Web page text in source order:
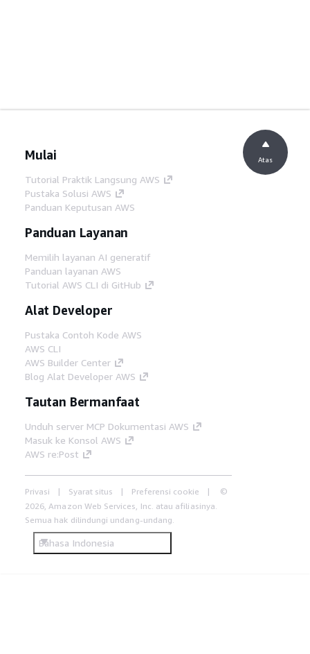
Mulai
Tutorial Praktik Langsung AWS
Pustaka Solusi AWS
Panduan Keputusan AWS
Panduan Layanan
Memilih layanan AI generatif
Panduan layanan AWS
Tutorial AWS CLI di GitHub
Alat Developer
Pustaka Contoh Kode AWS
AWS CLI
AWS Builder Center
Blog Alat Developer AWS
Tautan Bermanfaat
Unduh server MCP Dokumentasi AWS
Masuk ke Konsol AWS
AWS re:Post
Privasi Syarat situs Preferensi cookie
©
2026, Amazon Web Services, Inc. atau afiliasinya.
Semua hak dilindungi undang-undang.
Bahasa Indonesia
Atas